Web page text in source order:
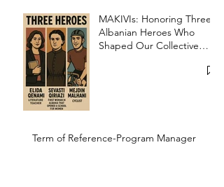
MAKIVIs: Honoring Three
Albanian Heroes Who
Shaped Our Collective
Term of Reference-Program Manager